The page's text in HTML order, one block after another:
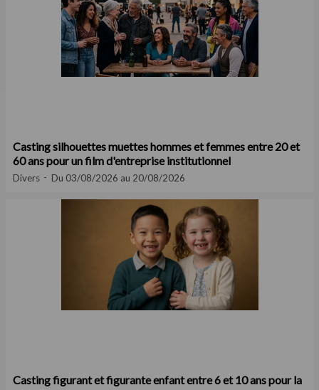
Casting silhouettes muettes hommes et femmes entre 20 et
60 ans pour un film d'entreprise institutionnel
Divers Du 03/08/2026 au 20/08/2026
Casting figurant et figurante enfant entre 6 et 10 ans pour la